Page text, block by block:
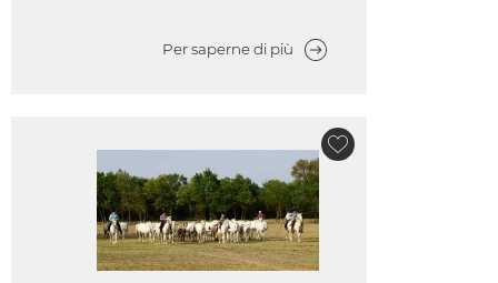
Per saperne di più